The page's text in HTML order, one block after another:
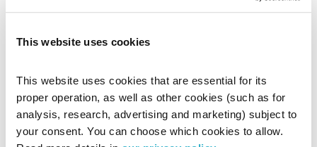
This website uses cookies
This website uses cookies that are essential for its
proper operation, as well as other cookies (such as for
analysis, research, advertising and marketing) subject to
your consent. You can choose which cookies to allow.
תמיכה טכנית – 27.11.17
תמיכה טכנית
אלון נוימןויעל מן שחר
עם יד על הלב – עד כמה אתם מכורים לתקשורת הדיגיטלית?